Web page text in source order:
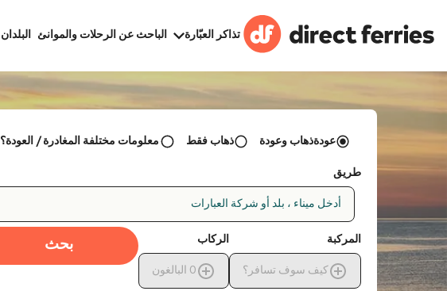
تذاكر العبّارة الباحث عن الرحلات والموانئ البلدان
عودةذهاب وعودة ذهاب فقط معلومات مختلفة المغادرة / العودة؟
طريق
أدخل ميناء ، بلد أو شركة العبارات
المركبة
كيف سوف تسافر؟
الركاب
0 البالغون
بحث